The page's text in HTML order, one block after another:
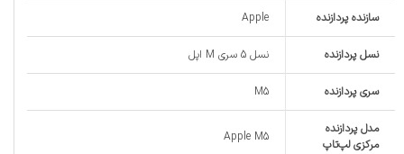
سازنده پردازنده Apple
نسل پردازنده نسل 5 سری M اپل
سری پردازنده M5
مدل پردازنده
مرکزی لپ‌تاپ
Apple M5